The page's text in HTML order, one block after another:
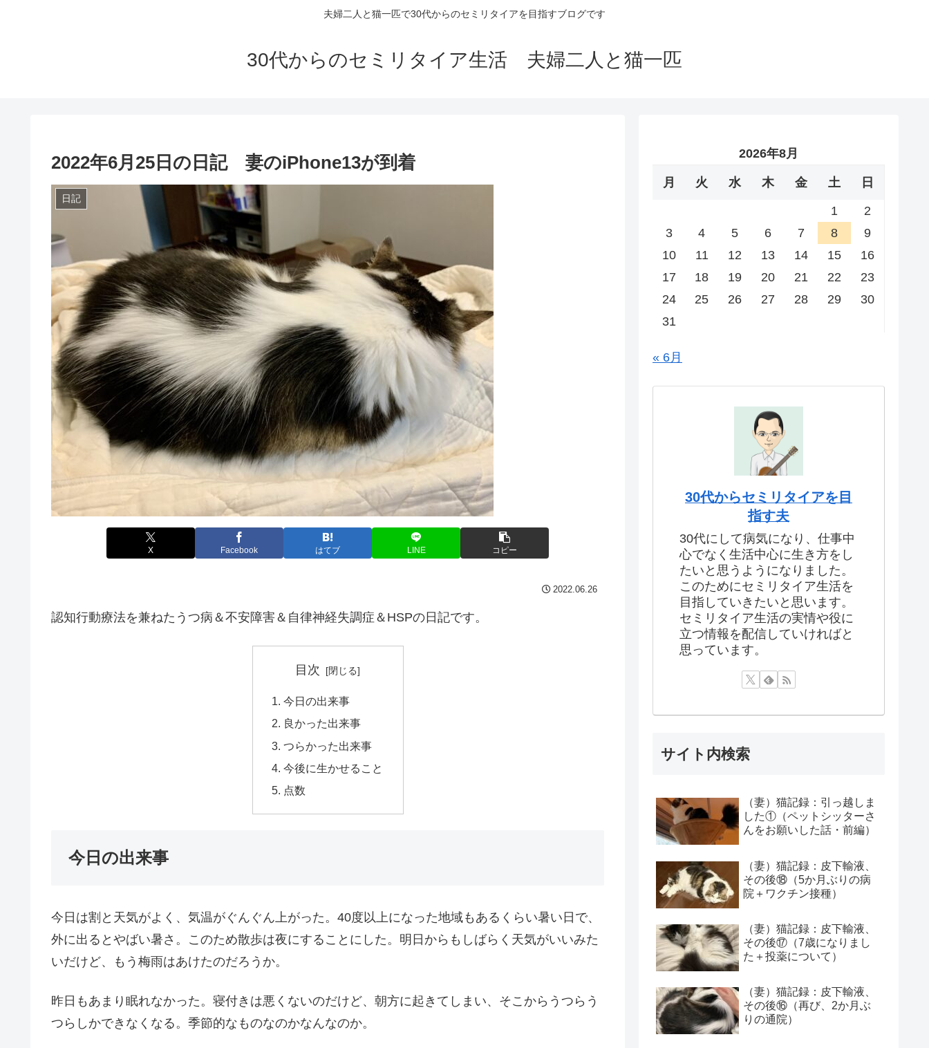
夫婦二人と猫一匹で30代からのセミリタイアを目指すブログです
30代からのセミリタイア生活 夫婦二人と猫一匹
2022年6月25日の日記 妻のiPhone13が到着
日記
X Facebook はてブ LINE コピー
2022.06.26
認知行動療法を兼ねたうつ病＆不安障害＆自律神経失調症＆HSPの日記です。
目次
今日の出来事
良かった出来事
つらかった出来事
今後に生かせること
点数
今日の出来事
今日は割と天気がよく、気温がぐんぐん上がった。40度以上になった地域もあるくらい暑い日で、
外に出るとやばい暑さ。このため散歩は夜にすることにした。明日からもしばらく天気がいいみた
いだけど、もう梅雨はあけたのだろうか。
昨日もあまり眠れなかった。寝付きは悪くないのだけど、朝方に起きてしまい、そこからうつらう
つらしかできなくなる。季節的なものなのかなんなのか。
2026年8月
月 火 水 木 金 土 日
1
2
3
4 5 6 7 8
9
10
11 12 13 14 15
16
17
18 19 20 21 22
23
24
25 26 27 28 29
30
31
« 6月
30代からセミリタイアを目
指す夫
30代にして病気になり、仕事中
心でなく生活中心に生き方をし
たいと思うようになりました。
このためにセミリタイア生活を
目指していきたいと思います。
セミリタイア生活の実情や役に
立つ情報を配信していければと
思っています。
サイト内検索
（妻）猫記録：引っ越しま
した①（ペットシッターさ
んをお願いした話・前編）
（妻）猫記録：皮下輸液、
その後⑱（5か月ぶりの病
院＋ワクチン接種）
（妻）猫記録：皮下輸液、
その後⑰（7歳になりまし
た＋投薬について）
（妻）猫記録：皮下輸液、
その後⑯（再び、2か月ぶ
りの通院）